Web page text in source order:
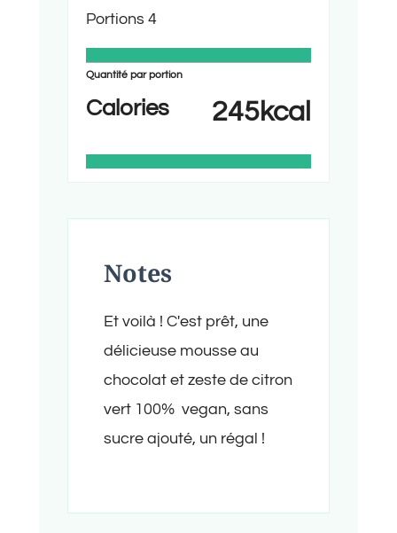
Portions 4
Quantité par portion
Calories 245kcal
Notes
Et voilà ! C'est prêt, une
délicieuse mousse au
chocolat et zeste de citron
vert 100% vegan, sans
sucre ajouté, un régal !